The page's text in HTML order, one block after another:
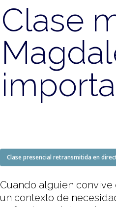
Clase
Clase presencial retransmitida en
Cuando alguien
un contexto de